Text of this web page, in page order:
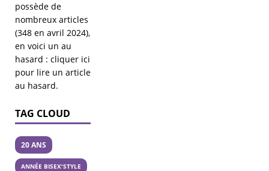
possède de
nombreux articles
(348 en avril 2024),
en voici un au
hasard : cliquer ici
pour lire un article
au hasard.
TAG CLOUD
20 ANS
ANNÉE BISEX'STYLE